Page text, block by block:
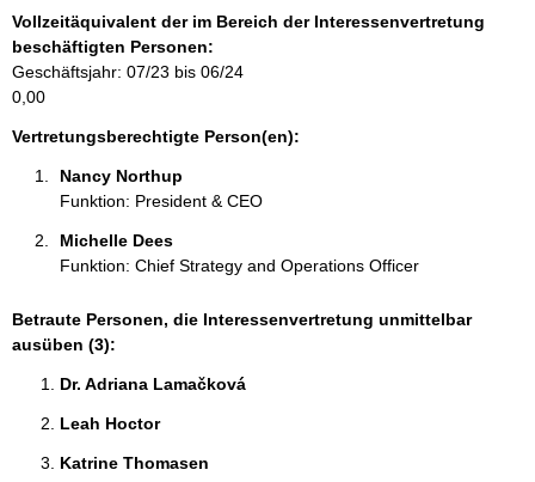
i
o
n
e
n
Vollzeitäquivalent der im Bereich der Interessenvertretung
beschäftigten Personen:
Geschäftsjahr: 07/23 bis 06/24
0,00
Vertretungsberechtigte Person(en):
Nancy Northup
Funktion: President & CEO
Michelle Dees
Funktion: Chief Strategy and Operations Officer
Betraute Personen, die Interessenvertretung unmittelbar
ausüben (3):
Dr. Adriana Lamačková
Leah Hoctor
Katrine Thomasen